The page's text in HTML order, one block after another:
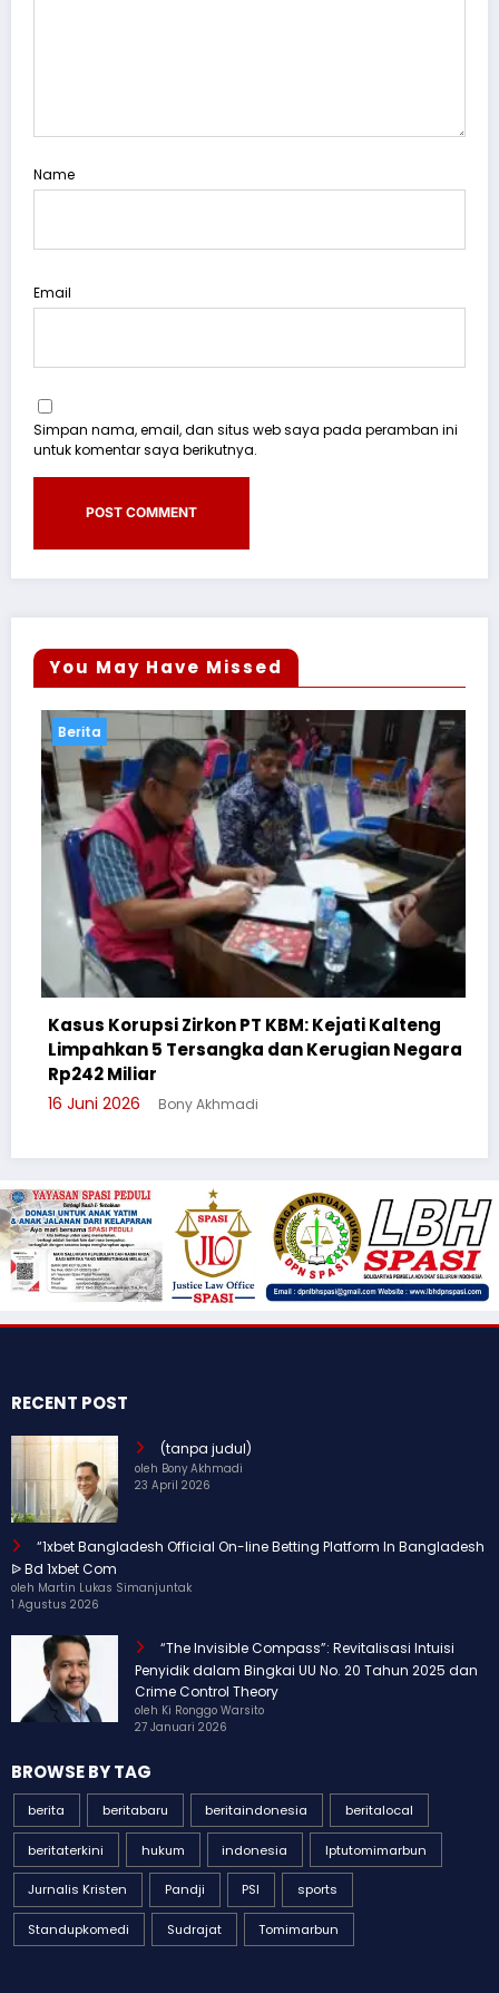
Name
Email
Simpan nama, email, dan situs web saya pada peramban ini
untuk komentar saya berikutnya.
You May Have Missed
Kejati Kalteng
Kerugian Negara
Berita
Cegah Bullying, Sikum Polresta
3 Juni 2026
RECENT POST
(tanpa judul)
oleh Bony Akhmadi
23 April 2026
“1xbet Bangladesh Official On-line Betting Platform In Bangladesh
ᐉ Bd 1xbet Com
oleh Martin Lukas Simanjuntak
1 Agustus 2026
“The Invisible Compass”: Revitalisasi Intuisi
Penyidik dalam Bingkai UU No. 20 Tahun 2025 dan
Crime Control Theory
oleh Ki Ronggo Warsito
BROWSE BY TAG
berita beritabaru beritaindonesia beritalocal
Iptutomimarbun
Pandji sports
Standupkomedi Sudrajat Tomimarbun